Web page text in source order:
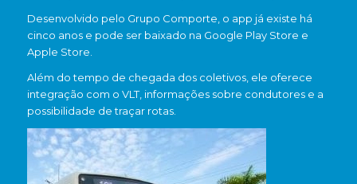
Desenvolvido pelo Grupo Comporte, o app já existe há
cinco anos e pode ser baixado na Google Play Store e
Apple Store.
Além do tempo de chegada dos coletivos, ele oferece
integração com o VLT, informações sobre condutores e a
possibilidade de traçar rotas.